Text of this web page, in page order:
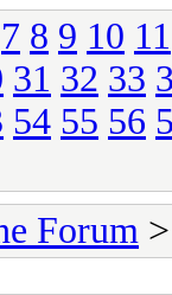
7 8 9 10 11
31 32 33
54 55 56
Forum